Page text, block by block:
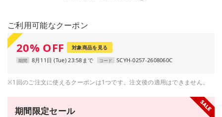
ご利用可能なクーポン
20% OFF 対象商品を見る
期間 8月11日 (Tue) 23:58まで コード SCYH-0257-2608060C
※1回のご注文に使えるクーポンは1つです。注文後の適用はできません。
期間限定セール